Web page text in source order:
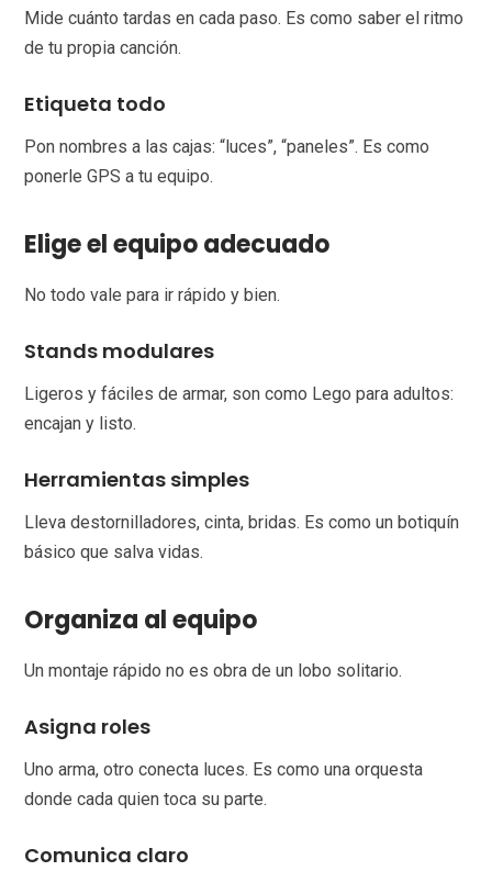
Mide cuánto tardas en cada paso. Es como saber el ritmo
de tu propia canción.
Etiqueta todo
Pon nombres a las cajas: “luces”, “paneles”. Es como
ponerle GPS a tu equipo.
Elige el equipo adecuado
No todo vale para ir rápido y bien.
Stands modulares
Ligeros y fáciles de armar, son como Lego para adultos:
encajan y listo.
Herramientas simples
Lleva destornilladores, cinta, bridas. Es como un botiquín
básico que salva vidas.
Organiza al equipo
Un montaje rápido no es obra de un lobo solitario.
Asigna roles
Uno arma, otro conecta luces. Es como una orquesta
donde cada quien toca su parte.
Comunica claro